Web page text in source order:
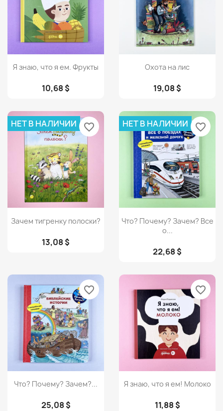
Просмотр
Я знаю, что я ем. Фрукты
10,68 $
Просмотр
Охота на лис
19,08 $
Просмотр
Зачем тигренку полоски?
13,08 $
НЕТ В НАЛИЧИИ favorite_border
Просмотр
Что? Почему? Зачем? Все
о...
22,68 $
НЕТ В НАЛИЧИИ favorite_border
Просмотр
Что? Почему? Зачем?...
25,08 $
favorite_border
Просмотр
Я знаю, что я ем! Молоко
11,88 $
favorite_border